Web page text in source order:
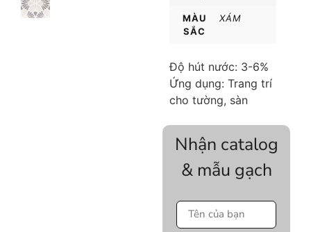
MÀU
SẮC
XÁM
Độ hút nước: 3-6%
Ứng dụng: Trang trí
cho tường, sàn
Nhận catalog
& mẫu gạch